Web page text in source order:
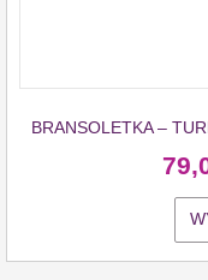
BRANSOLETKA –